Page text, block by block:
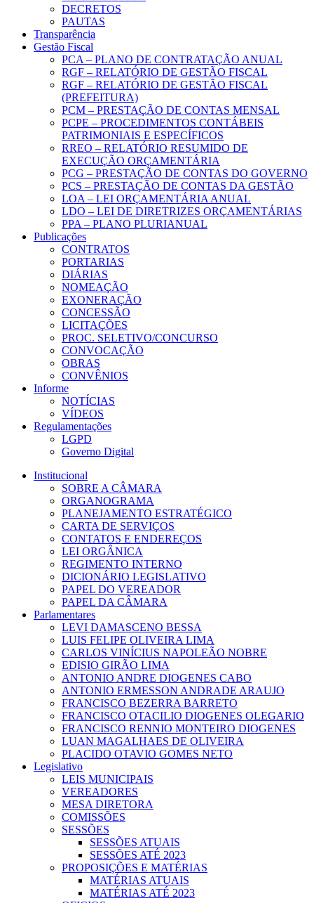
DECRETOS
PAUTAS
Transparência
Gestão Fiscal
PCA – PLANO DE CONTRATAÇÃO ANUAL
RGF – RELATÓRIO DE GESTÃO FISCAL
RGF – RELATÓRIO DE GESTÃO FISCAL
(PREFEITURA)
PCM – PRESTAÇÃO DE CONTAS MENSAL
PCPE – PROCEDIMENTOS CONTÁBEIS
PATRIMONIAIS E ESPECÍFICOS
RREO – RELATÓRIO RESUMIDO DE
EXECUÇÃO ORÇAMENTÁRIA
PCG – PRESTAÇÃO DE CONTAS DO GOVERNO
PCS – PRESTAÇÃO DE CONTAS DA GESTÃO
LOA – LEI ORÇAMENTÁRIA ANUAL
LDO – LEI DE DIRETRIZES ORÇAMENTÁRIAS
PPA – PLANO PLURIANUAL
Publicações
CONTRATOS
PORTARIAS
DIÁRIAS
NOMEAÇÃO
EXONERAÇÃO
CONCESSÃO
LICITAÇÕES
PROC. SELETIVO/CONCURSO
CONVOCAÇÃO
OBRAS
CONVÊNIOS
Informe
NOTÍCIAS
VÍDEOS
Regulamentações
LGPD
Governo Digital
Institucional
SOBRE A CÂMARA
ORGANOGRAMA
PLANEJAMENTO ESTRATÉGICO
CARTA DE SERVIÇOS
CONTATOS E ENDEREÇOS
LEI ORGÂNICA
REGIMENTO INTERNO
DICIONÁRIO LEGISLATIVO
PAPEL DO VEREADOR
PAPEL DA CÂMARA
Parlamentares
LEVI DAMASCENO BESSA
LUIS FELIPE OLIVEIRA LIMA
CARLOS VINÍCIUS NAPOLEÃO NOBRE
EDISIO GIRÃO LIMA
ANTONIO ANDRE DIOGENES CABO
ANTONIO ERMESSON ANDRADE ARAUJO
FRANCISCO BEZERRA BARRETO
FRANCISCO OTACILIO DIOGENES OLEGARIO
FRANCISCO RENNIO MONTEIRO DIOGENES
LUAN MAGALHAES DE OLIVEIRA
PLACIDO OTAVIO GOMES NETO
Legislativo
LEIS MUNICIPAIS
VEREADORES
MESA DIRETORA
COMISSÕES
SESSÕES
SESSÕES ATUAIS
SESSÕES ATÉ 2023
PROPOSIÇÕES E MATÉRIAS
MATÉRIAS ATUAIS
MATÉRIAS ATÉ 2023